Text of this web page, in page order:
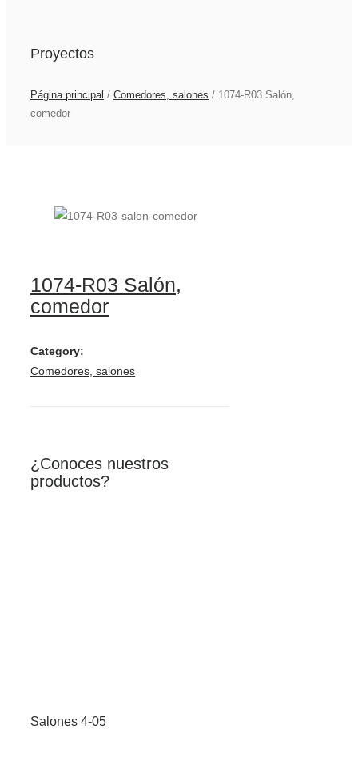
Proyectos
Página principal / Comedores, salones / 1074-R03 Salón,
comedor
1074-R03 Salón,
comedor
Category:
Comedores, salones
¿Conoces nuestros
productos?
Salones 4-05